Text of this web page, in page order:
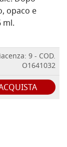
opaco e
ml.
9 - COD.
O1641032